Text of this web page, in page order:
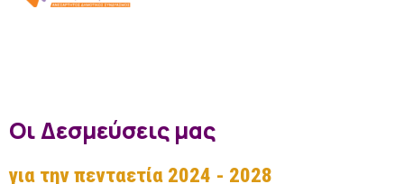
Οι Δεσμεύσεις μας
για την πενταετία 2024 - 2028